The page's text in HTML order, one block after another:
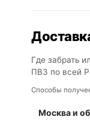
Где забрать
ПВЗ по всей
Способы
Москва и